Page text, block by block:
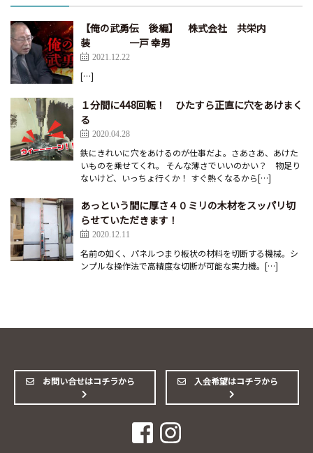
【俺の武勇伝 後編】 株式会社 共栄内
装 一戸 幸男
2021.12.22
[…]
１分間に448回転！ ひたすら正直に穴をあけまく
る
2020.04.28
鉄にきれいに穴をあけるのが仕事だよ。さあさあ、あけた
いものを乗せてくれ。 そんな薄さでいいのかい？ 物足り
ないけど、いっちょ行くか！ すぐ熱くなるから[…]
あっという間に厚さ４０ミリの木材をスッパリ切
らせていただきます！
2020.12.11
名前の如く、パネルつまり板状の材料を切断する機械。シ
ンプルな操作法で高精度な切断が可能な実力機。[…]
お問い合せはコチラから 入会希望はコチラから